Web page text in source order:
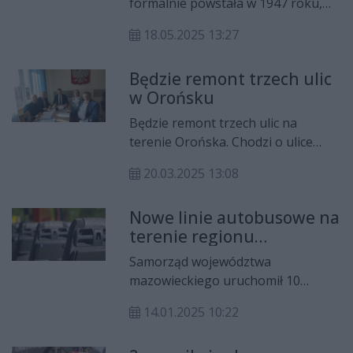
gospodarcze, a wszystko w
klimatycznym parku z
drzewami.
później. Początkowo jej siedzibą był
szosie kieleckiej (obecnie ul.
Radomska).
18.05.2025 13:27
Będzie remont trzech ulic
w Orońsku
Będzie remont trzech ulic na
terenie Orońska. Chodzi o ulice
będą kosztować blisko 4 mln zł.
20.03.2025 13:08
Nowe linie autobusowe na
terenie regionu
radomskiego
Samorząd województwa
mazowieckiego uruchomił 10
nich od miesiąca działają w
14.01.2025 10:22